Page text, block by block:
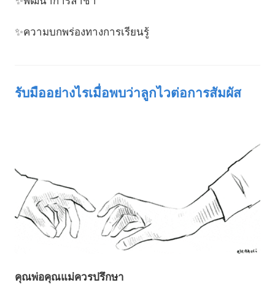
✨ความบกพร่องทางการเรียนรู้
รับมืออย่างไรเมื่อพบว่าลูกไวต่อการสัมผัส
คุณพ่อคุณแม่ควรปรึกษา